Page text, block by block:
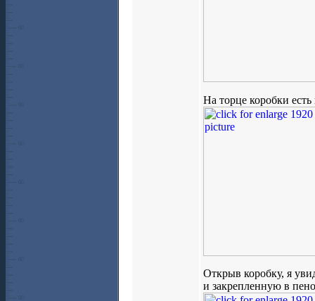
На торце коробки
Открыв коробку, я
и закрепленную в